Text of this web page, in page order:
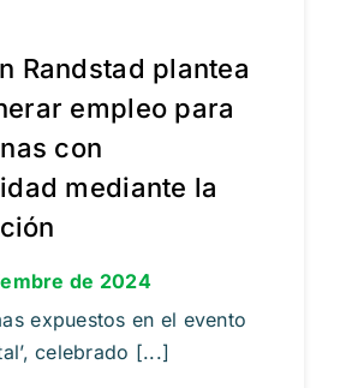
Randstad plantea
empleo para
con
mediante la
de 2024
expuestos en el evento
celebrado [...]